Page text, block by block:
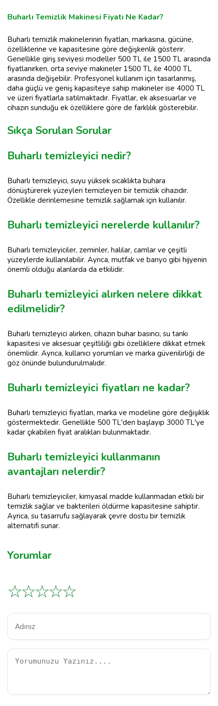
Buharlı Temizlik Makinesi Fiyatı Ne Kadar?
Buharlı temizlik makinelerinin fiyatları, markasına, gücüne,
özelliklerine ve kapasitesine göre değişkenlik gösterir.
Genellikle giriş seviyesi modeller 500 TL ile 1500 TL arasında
fiyatlanırken, orta seviye makineler 1500 TL ile 4000 TL
arasında değişebilir. Profesyonel kullanım için tasarlanmış,
daha güçlü ve geniş kapasiteye sahip makineler ise 4000 TL
ve üzeri fiyatlarla satılmaktadır. Fiyatlar, ek aksesuarlar ve
cihazın sunduğu ek özelliklere göre de farklılık gösterebilir.
Sıkça Sorulan Sorular
Buharlı temizleyici nedir?
Buharlı temizleyici, suyu yüksek sıcaklıkta buhara
dönüştürerek yüzeyleri temizleyen bir temizlik cihazıdır.
Özellikle derinlemesine temizlik sağlamak için kullanılır.
Buharlı temizleyici nerelerde kullanılır?
Buharlı temizleyiciler, zeminler, halılar, camlar ve çeşitli
yüzeylerde kullanılabilir. Ayrıca, mutfak ve banyo gibi hijyenin
önemli olduğu alanlarda da etkilidir.
Buharlı temizleyici alırken nelere dikkat
edilmelidir?
Buharlı temizleyici alırken, cihazın buhar basıncı, su tankı
kapasitesi ve aksesuar çeşitliliği gibi özelliklere dikkat etmek
önemlidir. Ayrıca, kullanıcı yorumları ve marka güvenilirliği de
göz önünde bulundurulmalıdır.
Buharlı temizleyici fiyatları ne kadar?
Buharlı temizleyici fiyatları, marka ve modeline göre değişiklik
göstermektedir. Genellikle 500 TL'den başlayıp 3000 TL'ye
kadar çıkabilen fiyat aralıkları bulunmaktadır.
Buharlı temizleyici kullanmanın
avantajları nelerdir?
Buharlı temizleyiciler, kimyasal madde kullanmadan etkili bir
temizlik sağlar ve bakterileri öldürme kapasitesine sahiptir.
Ayrıca, su tasarrufu sağlayarak çevre dostu bir temizlik
alternatifi sunar.
Yorumlar
☆
☆
☆
☆
☆